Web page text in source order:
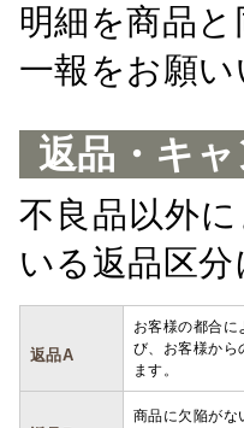
明細を商品
一報をお願い
返品・キ
不良品以外
いる返品区
返品A
お客様の都合
び、お客様から
ます。
商品に欠陥がな